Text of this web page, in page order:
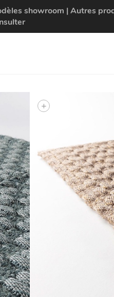
showroom | Autres